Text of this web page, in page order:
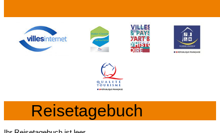
Reisetagebuch